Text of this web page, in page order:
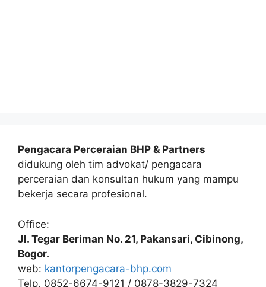
Pengacara Perceraian BHP & Partners
didukung oleh tim advokat/ pengacara
perceraian dan konsultan hukum yang mampu
bekerja secara profesional.
Office:
Jl. Tegar Beriman No. 21, Pakansari, Cibinong,
Bogor.
web: kantorpengacara-bhp.com
Telp. 0852-6674-9121 / 0878-3829-7324